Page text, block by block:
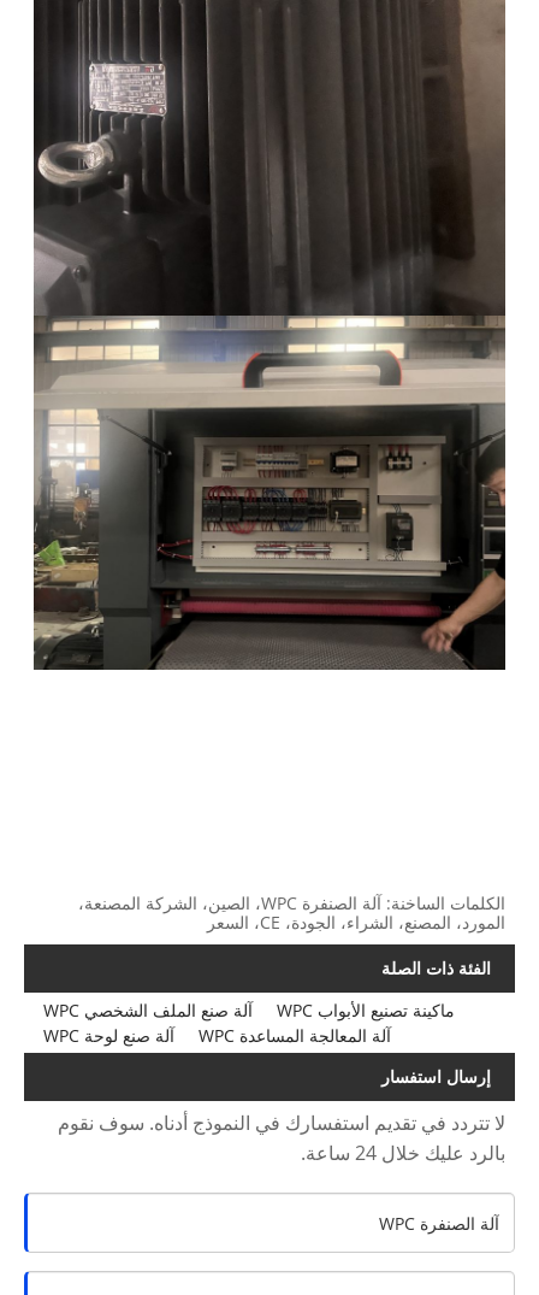
الكلمات الساخنة: آلة الصنفرة WPC، الصين، الشركة المصنعة،
المورد، المصنع، الشراء، الجودة، CE، السعر
الفئة ذات الصلة
آلة صنع الملف الشخصي WPC
ماكينة تصنيع الأبواب WPC
آلة صنع لوحة WPC
آلة المعالجة المساعدة WPC
إرسال استفسار
لا تتردد في تقديم استفسارك في النموذج أدناه. سوف نقوم
بالرد عليك خلال 24 ساعة.